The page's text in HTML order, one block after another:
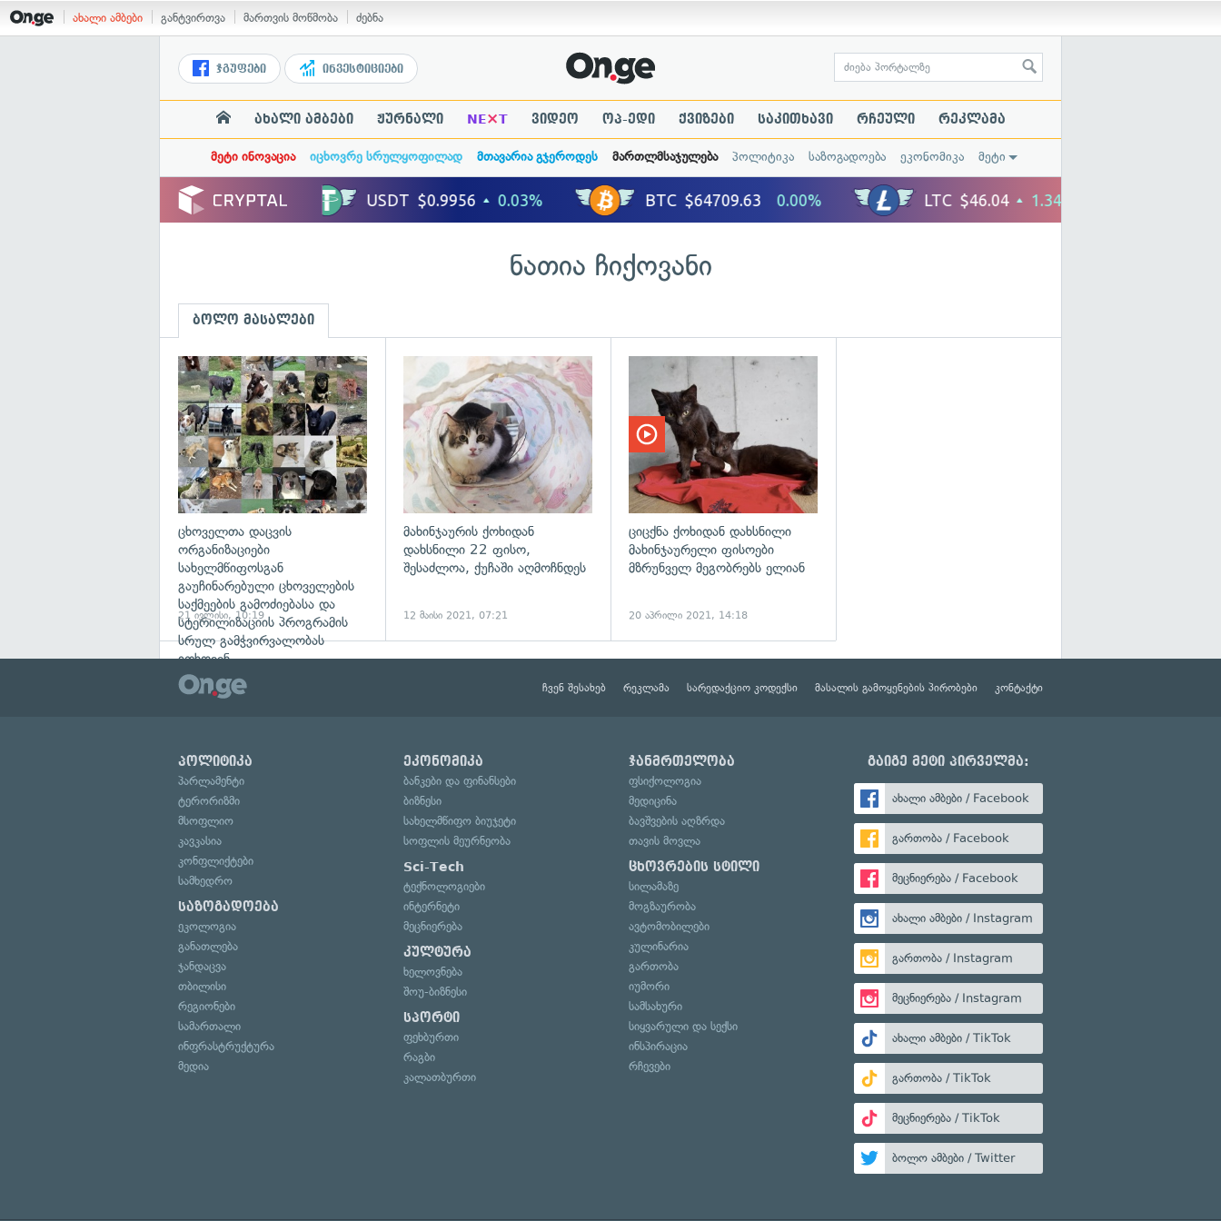
ახალი ამბები განტვირთვა მართვის მოწმობა ძებნა
ჯგუფები ინვესტიციები
ახალი ამბები ჟურნალი NE×T ვიდეო ოპ-ედი ქვიზები საკითხავი რჩეული რეკლამა
მეტი ინოვაცია იცხოვრე სრულყოფილად მთავარია გჯეროდეს მართლმსაჯულება პოლიტიკა საზოგადოება ეკონომიკა მეტი
ნათია ჩიქოვანი
ბოლო მასალები
გადახედვა
ცხოველთა დაცვის
ორგანიზაციები
სახელმწიფოსგან
გაუჩინარებული ცხოველების
საქმეების გამოძიებასა და
სტერილიზაციის პროგრამის
სრულ გამჭვირვალობას
ითხოვენ
21 ივლისი, 10:19
მახინჯაურის ქოხიდან
დახსნილი 22 ფისო,
შესაძლოა, ქუჩაში აღმოჩნდეს
12 მაისი 2021, 07:21
ციცქნა ქოხიდან დახსნილი
მახინჯაურელი ფისოები
მზრუნველ მეგობრებს ელიან
20 აპრილი 2021, 14:18
ჩვენ შესახებ რეკლამა სარედაქციო კოდექსი მასალის გამოყენების პირობები კონტაქტი
პოლიტიკა
პარლამენტი
ტერორიზმი
მსოფლიო
კავკასია
კონფლიქტები
სამხედრო
საზოგადოება
ეკოლოგია
განათლება
ჯანდაცვა
თბილისი
რეგიონები
სამართალი
ინფრასტრუქტურა
მედია
ეკონომიკა
ბანკები და ფინანსები
ბიზნესი
სახელმწიფო ბიუჯეტი
სოფლის მეურნეობა
Sci-Tech
ტექნოლოგიები
ინტერნეტი
მეცნიერება
კულტურა
ხელოვნება
შოუ-ბიზნესი
სპორტი
ფეხბურთი
რაგბი
კალათბურთი
ჯანმრთელობა
ფსიქოლოგია
მედიცინა
ბავშვების აღზრდა
თავის მოვლა
ცხოვრების სტილი
სილამაზე
მოგზაურობა
ავტომობილები
კულინარია
გართობა
იუმორი
სამსახური
სიყვარული და სექსი
ინსპირაცია
რჩევები
გაიგე მეტი პირველმა:
ახალი ამბები / Facebook
გართობა / Facebook
მეცნიერება / Facebook
ახალი ამბები / Instagram
გართობა / Instagram
მეცნიერება / Instagram
ახალი ამბები / TikTok
გართობა / TikTok
მეცნიერება / TikTok
ბოლო ამბები / Twitter